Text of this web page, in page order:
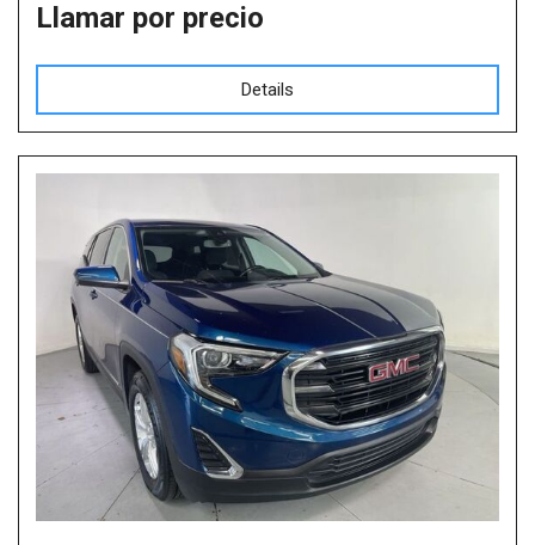
Llamar por precio
Details